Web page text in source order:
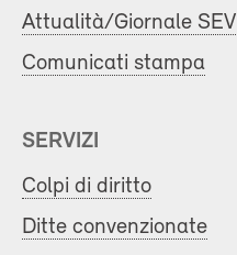
Attualità/Giornale SEV
Comunicati stampa
SERVIZI
Colpi di diritto
Ditte convenzionate